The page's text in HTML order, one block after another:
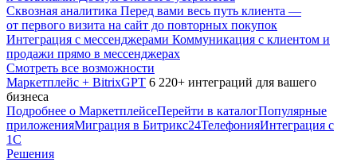
Сквозная аналитика Перед вами весь путь клиента —
от первого визита на сайт до повторных покупок
Интеграция с мессенджерами Коммуникация с клиентом и
продажи прямо в мессенджерах
Смотреть все возможности
Маркетплейс + BitrixGPT 6 220+ интеграций для вашего
бизнеса
Подробнее о МаркетплейсеПерейти в каталогПопулярные
приложенияМиграция в Битрикс24ТелефонияИнтеграция с
1С
Решения